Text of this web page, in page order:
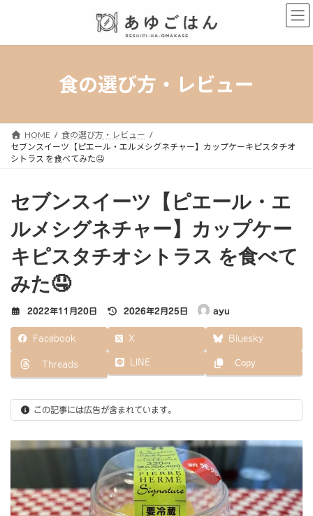
ン
ー
食の選び方・レビュー
HOME
食の選び方・レビュー
セブンスイーツ【ピエール・エルメシグネチャー】カップケーキピスタチオ
シトラス を食べてみた🤤
セブンスイーツ【ピエール・エ
ルメシグネチャー】カップケー
キピスタチオシトラス を食べて
みた🤤
2022年11月20日
最
新
時
:
2026年2月25日 ayu
Facebook X Bluesky
Threads LINE Copy
この記事には広告が含まれています。